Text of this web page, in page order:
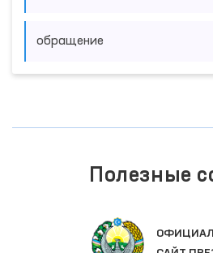
обращение
Полезные